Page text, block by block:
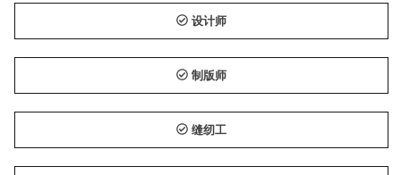
设计师
制版师
缝纫工